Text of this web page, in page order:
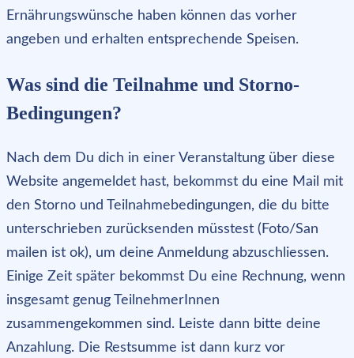
Ernährungswünsche haben können das vorher
angeben und erhalten entsprechende Speisen.
Was sind die Teilnahme und Storno-
Bedingungen?
Nach dem Du dich in einer Veranstaltung über diese
Website angemeldet hast, bekommst du eine Mail mit
den Storno und Teilnahmebedingungen, die du bitte
unterschrieben zurücksenden müsstest (Foto/San
mailen ist ok), um deine Anmeldung abzuschliessen.
Einige Zeit später bekommst Du eine Rechnung, wenn
insgesamt genug TeilnehmerInnen
zusammengekommen sind. Leiste dann bitte deine
Anzahlung. Die Restsumme ist dann kurz vor